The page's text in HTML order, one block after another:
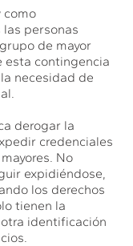
como
personas
de mayor
esta contingencia
necesidad de
derogar la
credenciales
No
expidiéndose,
los derechos
tienen la
identificación